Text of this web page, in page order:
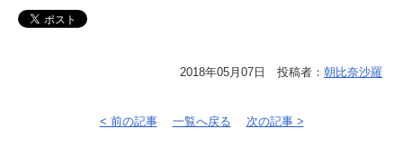
2018年05月07日 投稿者： 朝比奈沙羅
< 前の記事 一覧へ戻る 次の記事 >